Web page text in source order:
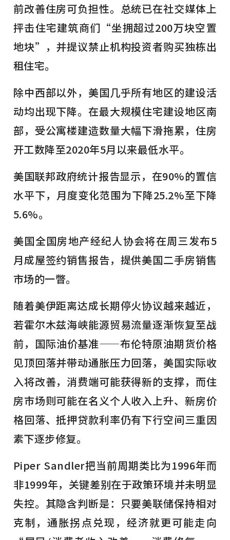
前改善住房可负担性。总统已在社交媒体上
抨击住宅建筑商们“坐拥超过200万块空置
地块”，并提议禁止机构投资者购买独栋出
租住宅。
除中西部以外，美国几乎所有地区的建设活
动均出现下降。在最大规模住宅建设地区南
部，受公寓楼建造数量大幅下滑拖累，住房
开工数降至2020年5月以来最低水平。
美国联邦政府统计报告显示，在90%的置信
水平下，月度变化范围为下降25.2%至下降
5.6%。
美国全国房地产经纪人协会将在周三发布5
月成屋签约销售报告，提供美国二手房销售
市场的一瞥。
随着美伊距离达成长期停火协议越来越近，
若霍尔木兹海峡能源贸易流量逐渐恢复至战
前，国际油价基准——布伦特原油期货价格
见顶回落并带动通胀压力回落，美国实际收
入将改善，消费端可能获得新的支撑，而住
房市场则可能在名义个人收入上升、新房价
格回落、抵押贷款利率仍有下行空间三重因
素下逐步修复。
Piper Sandler把当前周期类比为1996年而
非1999年，关键差别在于政策环境并未明显
失控。其隐含判断是：只要美联储保持相对
克制，通胀拐点兑现，经济就更可能走向